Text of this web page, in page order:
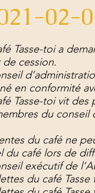
02-
Tasse-toi a
cession.
en conformité
Tasse-toi vit
du conseil
du café ne
du café lors de
exécutif de
du café